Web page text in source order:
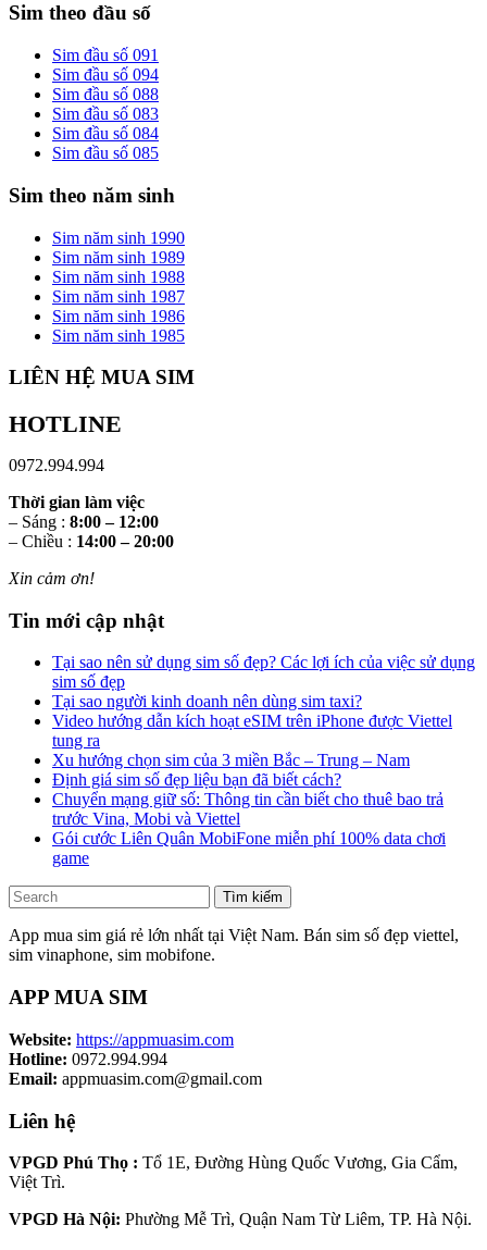
Sim theo đầu số
Sim đầu số 091
Sim đầu số 094
Sim đầu số 088
Sim đầu số 083
Sim đầu số 084
Sim đầu số 085
Sim theo năm sinh
Sim năm sinh 1990
Sim năm sinh 1989
Sim năm sinh 1988
Sim năm sinh 1987
Sim năm sinh 1986
Sim năm sinh 1985
LIÊN HỆ MUA SIM
HOTLINE
0972.994.994
Thời gian làm việc
– Sáng : 8:00 – 12:00
– Chiều : 14:00 – 20:00
Xin cảm ơn!
Tin mới cập nhật
Tại sao nên sử dụng sim số đẹp? Các lợi ích của việc sử dụng
sim số đẹp
Tại sao người kinh doanh nên dùng sim taxi?
Video hướng dẫn kích hoạt eSIM trên iPhone được Viettel
tung ra
Xu hướng chọn sim của 3 miền Bắc – Trung – Nam
Định giá sim số đẹp liệu bạn đã biết cách?
Chuyển mạng giữ số: Thông tin cần biết cho thuê bao trả
trước Vina, Mobi và Viettel
Gói cước Liên Quân MobiFone miễn phí 100% data chơi
game
Tìm kiếm
App mua sim giá rẻ lớn nhất tại Việt Nam. Bán sim số đẹp viettel,
sim vinaphone, sim mobifone.
APP MUA SIM
Website: https://appmuasim.com
Hotline: 0972.994.994
Email: appmuasim.com@gmail.com
Liên hệ
VPGD Phú Thọ : Tổ 1E, Đường Hùng Quốc Vương, Gia Cẩm,
Việt Trì.
VPGD Hà Nội: Phường Mễ Trì, Quận Nam Từ Liêm, TP. Hà Nội.